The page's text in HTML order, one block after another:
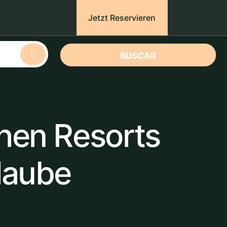
Jetzt Reservieren
BUSCAR
Resorts